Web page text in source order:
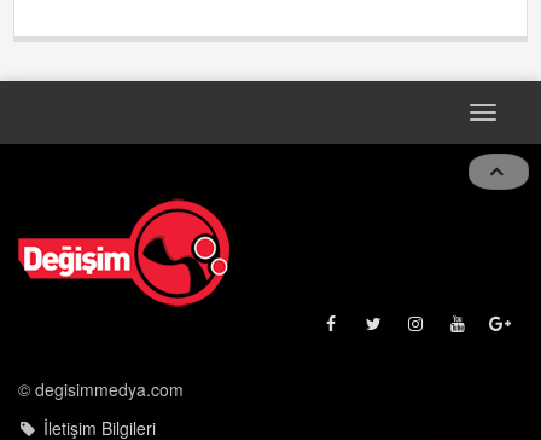
Toggle
© degisimmedya.com
İletişim Bilgileri